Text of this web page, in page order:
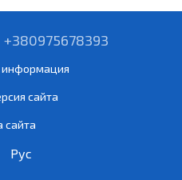
+380975678393
информация
сайта
сайта
Рус